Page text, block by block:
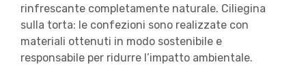
rinfrescante completamente naturale. Ciliegina
sulla torta: le confezioni sono realizzate con
materiali ottenuti in modo sostenibile e
responsabile per ridurre l’impatto ambientale.